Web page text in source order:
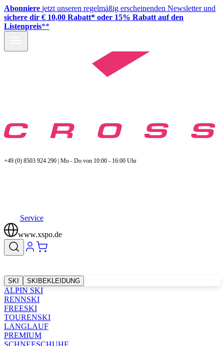
Abonniere jetzt unseren regelmäßig erscheinenden Newsletter und
sichere dir € 10,00 Rabatt* oder 15% Rabatt auf den
Listenpreis**
+49 (0) 8503 924 290 | Mo - Do von 10:00 - 16:00 Uhr
Service
www.xspo.de
SKI SKIBEKLEIDUNG
ALPIN SKI
RENNSKI
FREESKI
TOURENSKI
LANGLAUF
PREMIUM
SCHNEESCHUHE